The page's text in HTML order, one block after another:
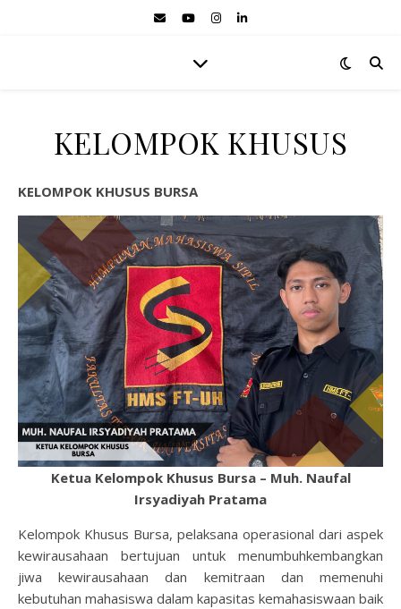
KELOMPOK KHUSUS
KELOMPOK KHUSUS BURSA
Ketua Kelompok Khusus Bursa – Muh. Naufal
Irsyadiyah Pratama
Kelompok Khusus Bursa, pelaksana operasional dari aspek
kewirausahaan bertujuan untuk menumbuhkembangkan
jiwa kewirausahaan dan kemitraan dan memenuhi
kebutuhan mahasiswa dalam kapasitas kemahasiswaan baik